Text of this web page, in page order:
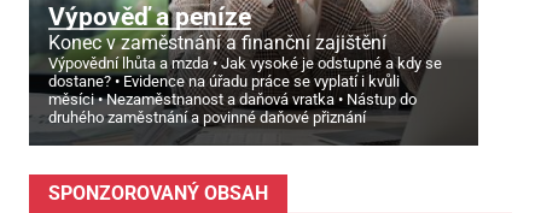
Výpověď a peníze
Konec v zaměstnání a finanční zajištění
Výpovědní lhůta a mzda
Jak vysoké je odstupné a kdy se
dostane?
Evidence na úřadu práce se vyplatí i kvůli
měsíci
Nezaměstnanost a daňová vratka
Nástup do
druhého zaměstnání a povinné daňové přiznání
SPONZOROVANÝ OBSAH